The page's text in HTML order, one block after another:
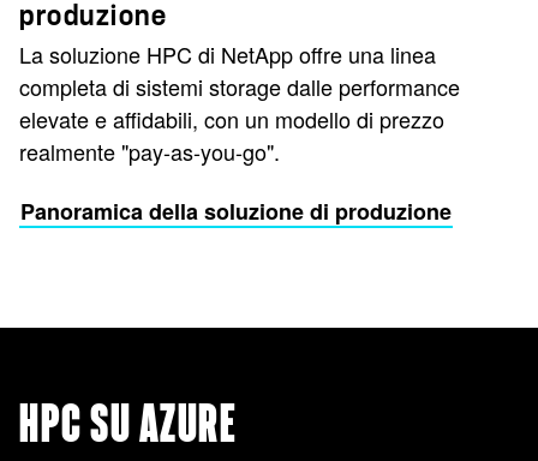
produzione
La soluzione HPC di NetApp offre una linea
completa di sistemi storage dalle performance
elevate e affidabili, con un modello di prezzo
realmente "pay-as-you-go".
Panoramica della soluzione di produzione
HPC SU AZURE